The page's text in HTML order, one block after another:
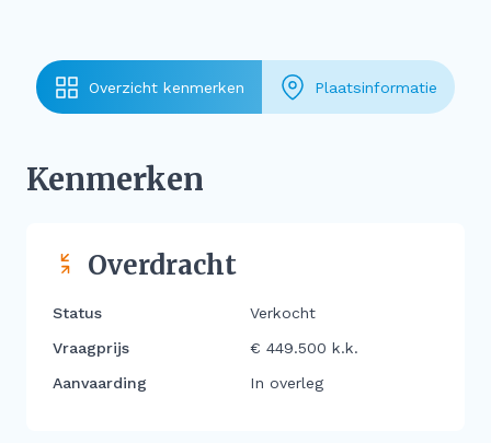
Overzicht kenmerken Plaatsinformatie
Kenmerken
Overdracht
Status
Verkocht
Vraagprijs
€ 449.500 k.k.
Aanvaarding
In overleg